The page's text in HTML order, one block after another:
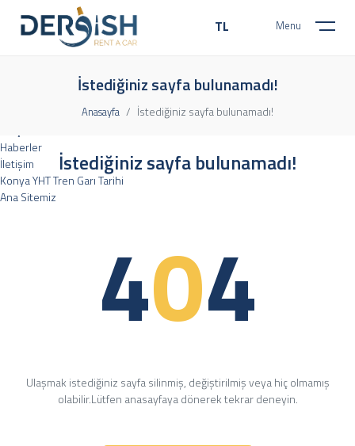
Menu
TL
Haberler
İletişim
Konya YHT Tren Garı Tarihi
Ana Sitemiz
Nişantaş Mah. Şehit Ömer Taşer Sk. No:1/B 42060 Selçuklu/Konya
Pzt - Cumartesi 08:30 - 20:30
İstediğiniz sayfa bulunamadı!
Anasayfa İstediğiniz sayfa bulunamadı!
İstediğiniz sayfa bulunamadı!
404
Ulaşmak istediğiniz sayfa silinmiş, değiştirilmiş veya hiç olmamış
olabilir.Lütfen anasayfaya dönerek tekrar deneyin.